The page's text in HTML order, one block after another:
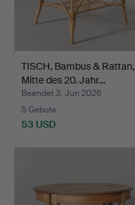
TISCH, Bambus & Rattan,
Mitte des 20. Jahr…
Beendet 3. Jun 2026
5 Gebote
53 USD